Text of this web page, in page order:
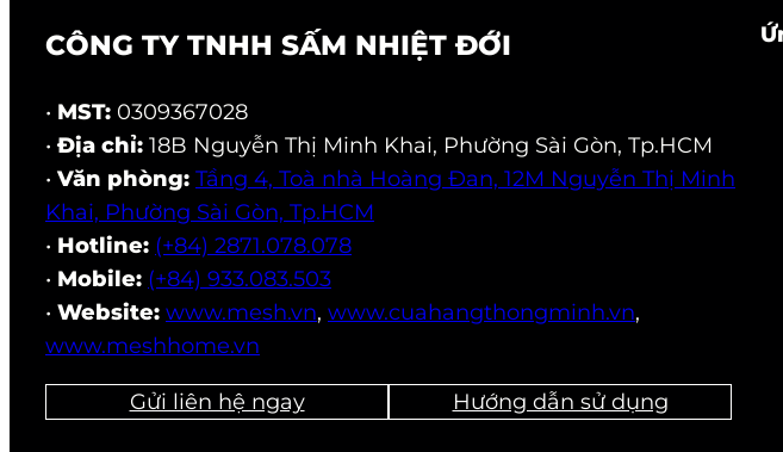
CÔNG TY TNHH SẤM NHIỆT ĐỚI
• MST: 0309367028
• Địa chỉ: 18B Nguyễn Thị Minh Khai, Phường Sài Gòn, Tp.HCM
• Văn phòng: Tầng 4, Toà nhà Hoàng Đan, 12M Nguyễn Thị Minh
Khai, Phường Sài Gòn, Tp.HCM
• Hotline: (+84) 2871.078.078
• Mobile: (+84) 933.083.503
• Website: www.mesh.vn, www.cuahangthongminh.vn,
www.meshhome.vn
Gửi liên hệ ngay Hướng dẫn sử dụng